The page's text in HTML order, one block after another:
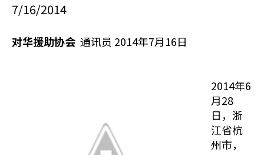
7/16/2014
对华援助协会 通讯员 2014年7月16日
2014年6
月28
日，浙
江省杭
州市，